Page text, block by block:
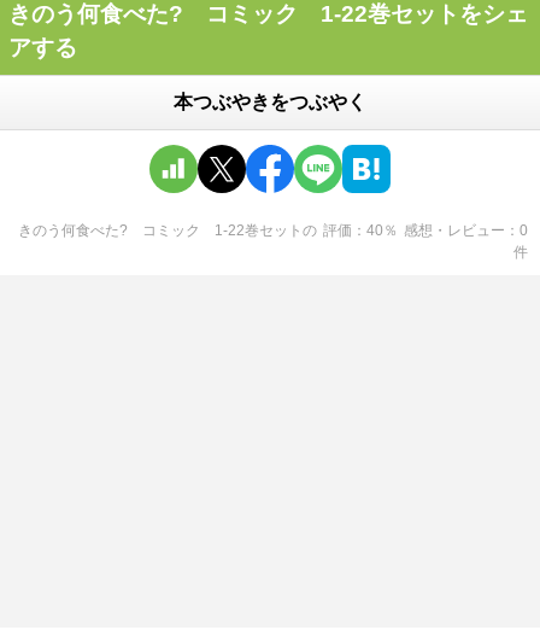
きのう何食べた? コミック 1-22巻セットをシェ
アする
本つぶやきをつぶやく
きのう何食べた? コミック 1-22巻セット の 評価 40 ％ 感想・レビュー
0
件